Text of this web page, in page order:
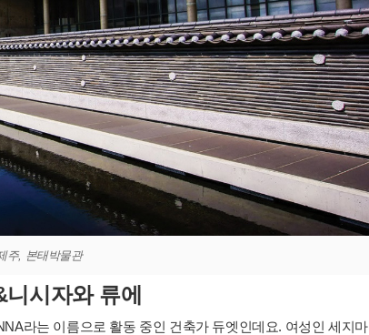
주, 본태박물관
니시자와 류에
라는 이름으로 활동 중인 건축가 듀엣인데요. 여성인 세지마